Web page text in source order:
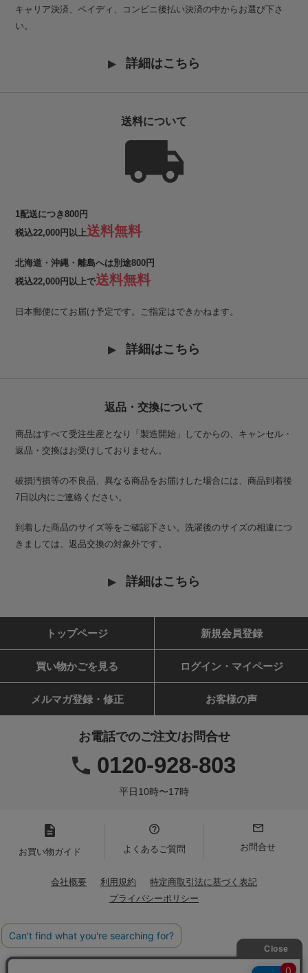
キャリア決済、ペイディ、コンビニ後払い決済の中からお選び下さ
い。
詳細はこちら
送料について
1配送につき800円
税込22,000円以上送料無料
北海道・沖縄・離島へは別途800円
税込22,000円以上で送料無料
日本郵便にてお届け予定です。ご指定はできかねます。
詳細はこちら
返品・交換について
商品はすべて受注生産となり「製造開始」してからの、キャンセル・
返品・交換はお受けしておりません。
破損汚損等の不良品、異なる商品をお届けした場合には、商品到着後
7日以内にご連絡ください。
到着した商品のサイズ等をご確認下さい。洗濯後のサイズの相違につ
きましては、返品交換の対象外です。
詳細はこちら
トップページ 新規会員登録
買い物かごを見る ログイン・マイページ
メルマガ登録・修正 お客様の声
お電話でのご注文/お問合せ
0120-928-803
平日10時〜17時
お買い物ガイド よくあるご質問 お問合せ
会社概要 利用規約
特定商取引法に基づく表記
プライバシーポリシー